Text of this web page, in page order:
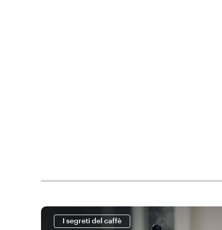
I segreti del caffè